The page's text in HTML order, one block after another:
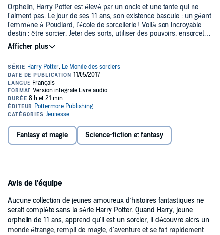
Orphelin, Harry Potter est élevé par un oncle et une tante qui ne
l'aiment pas. Le jour de ses 11 ans, son existence bascule : un géant
l'emmène à Poudlard, l'école de sorcellerie ! Voilà son incroyable
destin : être sorcier. Jeter des sorts, utiliser des pouvoirs, ensorceler
les trolls... À la maison Gryffondor, il rencontre Ron et Hermione,
s'initie au Quidditch, un sport pratiqué sur un balai. La vie est
Le-Nom, refait surface.
Initiation ou plaisir renouvelé, plongez dans le 1er tome du célèbre
chef d'œuvre de J.K. Rowling ! Guidé par une voix envoutante,
revivez le début de la série Harry Potter avec ce livre audio à
télécharger.©1997 J.K. Rowling (P)2000 Éditions Gallimard Jeunesse
Fantasy et magie Science-fiction et fantasy
Avis de l'équipe
Aucune collection de jeunes amoureux d’histoires fantastiques ne
serait complète sans la série Harry Potter. Quand Harry, jeune
orphelin de 11 ans, apprend qu'il est un sorcier, il découvre alors un
monde étrange, rempli de magie, d'aventure et se fait rapidement